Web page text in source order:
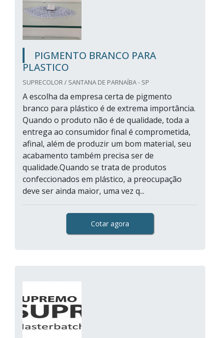
PIGMENTO BRANCO PARA
PLASTICO
SUPRECOLOR / SANTANA DE PARNAÍBA - SP
A escolha da empresa certa de pigmento
branco para plástico é de extrema importância.
Quando o produto não é de qualidade, toda a
entrega ao consumidor final é comprometida,
afinal, além de produzir um bom material, seu
acabamento também precisa ser de
qualidade.Quando se trata de produtos
confeccionados em plástico, a preocupação
deve ser ainda maior, uma vez q...
Cotar agora